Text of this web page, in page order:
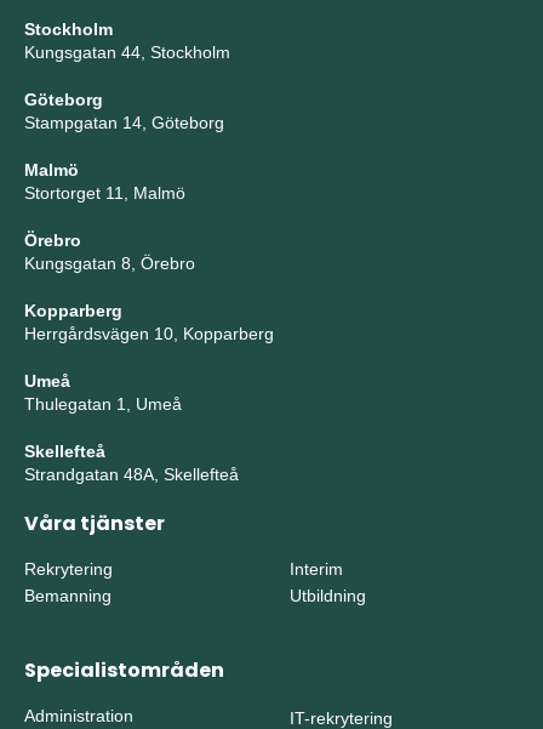
Stockholm
Kungsgatan 44, Stockholm
Göteborg
Stampgatan 14, Göteborg
Malmö
Stortorget 11, Malmö
Örebro
Kungsgatan 8, Örebro
Kopparberg
Herrgårdsvägen 10, Kopparberg
Umeå
Thulegatan 1, Umeå
Skellefteå
Strandgatan 48A, Skellefteå
Våra tjänster
Rekrytering
Bemanning
Interim
Utbildning
Specialistområden
Administration
IT-rekrytering